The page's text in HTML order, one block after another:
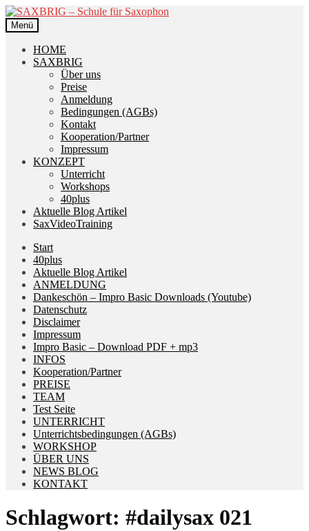
Zur
Navigation
springen
Zum
Inhalt
springen
Menü
HOME
SAXBRIG
Über uns
Preise
Anmeldung
Bedingungen (AGBs)
Kontakt
Kooperation/Partner
Impressum
KONZEPT
Unterricht
Workshops
40plus
Aktuelle Blog Artikel
SaxVideoTraining
Start
40plus
Aktuelle Blog Artikel
ANMELDUNG
Dankeschön – Impro Basic Downloads (Youtube)
Datenschutz
Disclaimer
Impressum
Impro Basic – Download PDF + mp3
INFOS
Kooperation/Partner
PREISE
TEAM
Test Seite
UNTERRICHT
Unterrichtsbedingungen (AGBs)
WORKSHOP
ÜBER UNS
NEWS BLOG
KONTAKT
Schlagwort: #dailysax 021